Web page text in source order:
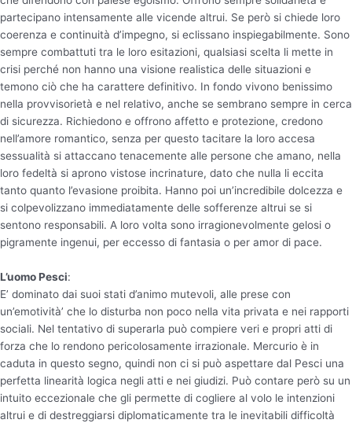
partecipano intensamente alle vicende altrui. Se però si chiede loro
coerenza e continuità d’impegno, si eclissano inspiegabilmente. Sono
sempre combattuti tra le loro esitazioni, qualsiasi scelta li mette in
crisi perché non hanno una visione realistica delle situazioni e
temono ciò che ha carattere definitivo. In fondo vivono benissimo
nella provvisorietà e nel relativo, anche se sembrano sempre in cerca
di sicurezza. Richiedono e offrono affetto e protezione, credono
nell’amore romantico, senza per questo tacitare la loro accesa
sessualità si attaccano tenacemente alle persone che amano, nella
loro fedeltà si aprono vistose incrinature, dato che nulla li eccita
tanto quanto l’evasione proibita. Hanno poi un’incredibile dolcezza e
si colpevolizzano immediatamente delle sofferenze altrui se si
sentono responsabili. A loro volta sono irragionevolmente gelosi o
pigramente ingenui, per eccesso di fantasia o per amor di pace.
L’uomo Pesci:
E’ dominato dai suoi stati d’animo mutevoli, alle prese con
un’emotività’ che lo disturba non poco nella vita privata e nei rapporti
sociali. Nel tentativo di superarla può compiere veri e propri atti di
forza che lo rendono pericolosamente irrazionale. Mercurio è in
caduta in questo segno, quindi non ci si può aspettare dal Pesci una
perfetta linearità logica negli atti e nei giudizi. Può contare però su un
intuito eccezionale che gli permette di cogliere al volo le intenzioni
altrui e di destreggiarsi diplomaticamente tra le inevitabili difficoltà